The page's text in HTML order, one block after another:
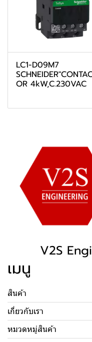
LC1-D09M7
OR 4kW,C.230VAC
V2S
เมนู
สินค้า
เกี่ยวกับเรา
หมวดหมู่สินค้า